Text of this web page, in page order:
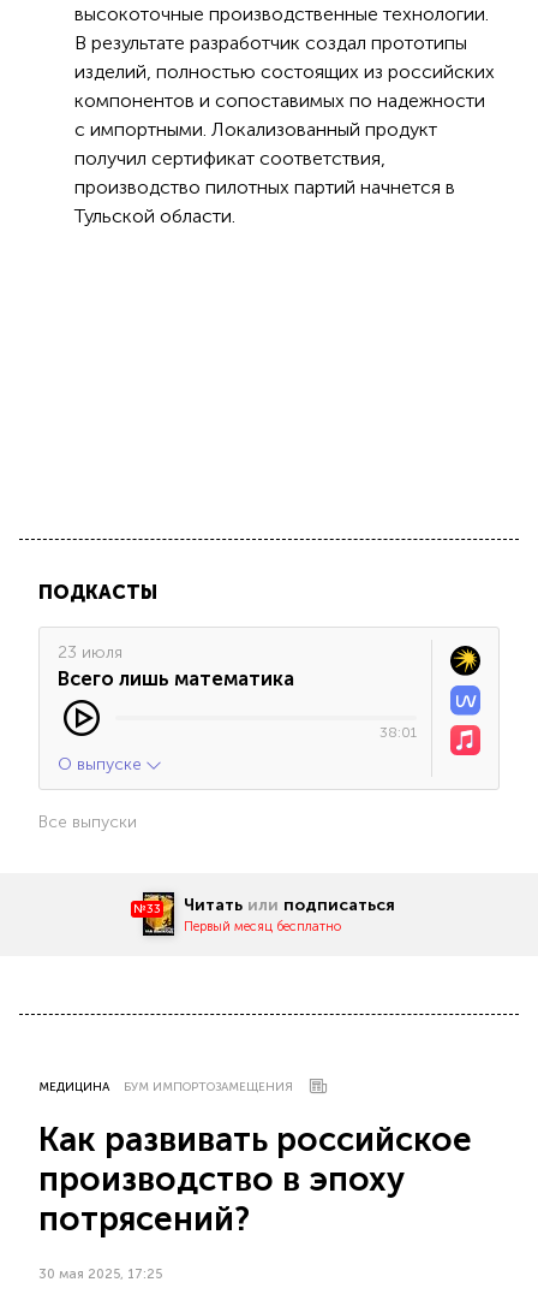
высокоточные производственные технологии.
В результате разработчик создал прототипы
изделий, полностью состоящих из российских
компонентов и сопоставимых по надежности
с импортными. Локализованный продукт
получил сертификат соответствия,
производство пилотных партий начнется в
Тульской области.
ПОДКАСТЫ
23 июля
Всего лишь математика
38:01
О выпуске
Все выпуски
№33 Читать или подписаться
Первый месяц бесплатно
МЕДИЦИНА БУМ ИМПОРТОЗАМЕЩЕНИЯ
Как развивать российское
производство в эпоху
потрясений?
30 мая 2025, 17:25